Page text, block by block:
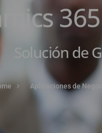
Solución
Aplicaciones de